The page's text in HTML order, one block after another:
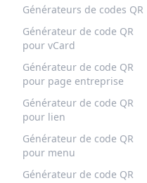
Générateurs de codes QR
Générateur de code QR
pour vCard
Générateur de code QR
pour page entreprise
Générateur de code QR
pour lien
Générateur de code QR
pour menu
Générateur de code QR